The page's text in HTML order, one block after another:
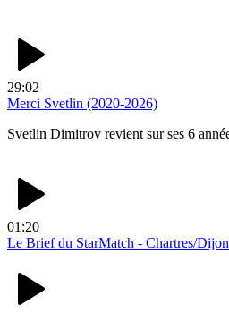
29:02
Merci Svetlin (2020-2026)
Svetlin Dimitrov revient sur ses 6
01:20
Le Brief du StarMatch - Chartres/Dijon